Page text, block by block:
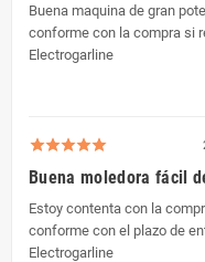
Buena maquina de gran
conforme con la compra si
Electrogarline
Buena moledora fácil
Estoy contenta con la
conforme con el plazo de
Electrogarline